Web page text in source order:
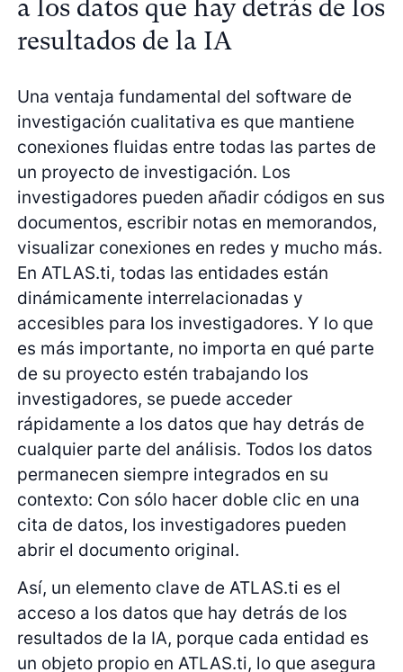
a los datos que hay detrás de los
resultados de la IA
Una ventaja fundamental del software de
investigación cualitativa es que mantiene
conexiones fluidas entre todas las partes de
un proyecto de investigación. Los
investigadores pueden añadir códigos en sus
documentos, escribir notas en memorandos,
visualizar conexiones en redes y mucho más.
En ATLAS.ti, todas las entidades están
dinámicamente interrelacionadas y
accesibles para los investigadores. Y lo que
es más importante, no importa en qué parte
de su proyecto estén trabajando los
investigadores, se puede acceder
rápidamente a los datos que hay detrás de
cualquier parte del análisis. Todos los datos
permanecen siempre integrados en su
contexto: Con sólo hacer doble clic en una
cita de datos, los investigadores pueden
abrir el documento original.
Así, un elemento clave de ATLAS.ti es el
acceso a los datos que hay detrás de los
resultados de la IA, porque cada entidad es
un objeto propio en ATLAS.ti, lo que asegura